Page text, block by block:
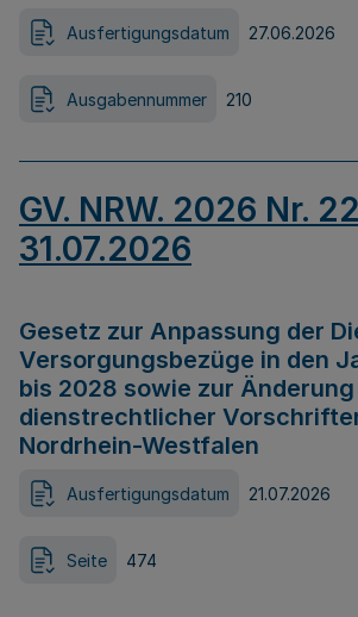
Ausfertigungsdatum 27.06.2026
Ausgabennummer 210
GV. NRW. 2026 Nr.
31.07.2026
Gesetz zur Anpassung der
Versorgungsbezüge in den
bis 2028 sowie zur
dienstrechtlicher
Nordrhein-Westfalen
Ausfertigungsdatum 21.07.2026
Seite 474